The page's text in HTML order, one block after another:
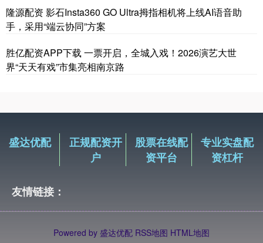
隆源配资 影石Insta360 GO Ultra拇指相机将上线AI语音助
手，采用“端云协同”方案
胜亿配资APP下载 一票开启，全城入戏！2026演艺大世
界“天天有戏”市集亮相南京路
盛达优配
正规配资开
户
股票在线配
资平台
专业实盘配
资杠杆
友情链接：
Powered by 盛达优配 RSS地图 HTML地图